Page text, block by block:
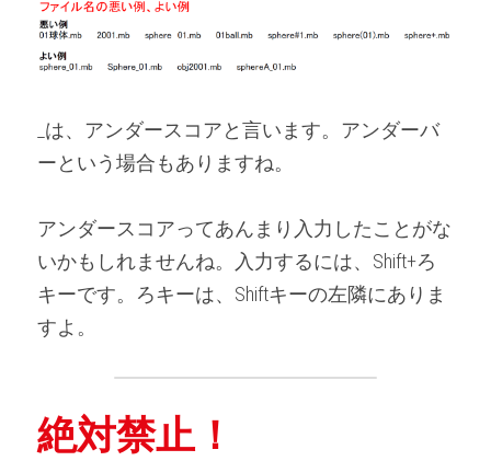
_は、アンダースコアと言います。アンダーバ
ーという場合もありますね。
アンダースコアってあんまり入力したことがな
いかもしれませんね。入力するには、Shift+ろ
キーです。ろキーは、Shiftキーの左隣にありま
すよ。
絶対禁止！